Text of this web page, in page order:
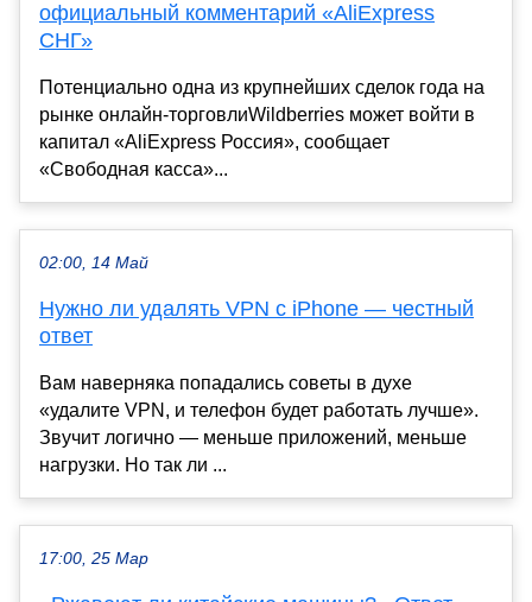
официальный комментарий «AliExpress
СНГ»
Потенциально одна из крупнейших сделок года на
рынке онлайн-торговлиWildberries может войти в
капитал «AliExpress Россия», сообщает
«Свободная касса»...
02:00, 14 Май
Нужно ли удалять VPN с iPhone — честный
ответ
Вам наверняка попадались советы в духе
«удалите VPN, и телефон будет работать лучше».
Звучит логично — меньше приложений, меньше
нагрузки. Но так ли ...
17:00, 25 Мар